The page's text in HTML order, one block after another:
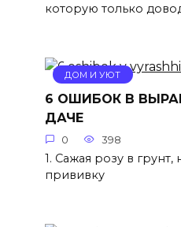
которую только
ДОМ И УЮТ
6 ОШИБОК В
ДАЧЕ
0 398
1. Сажая розу в грунт,
прививку